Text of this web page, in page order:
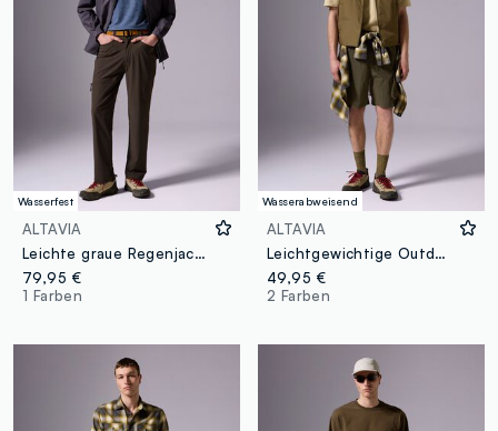
Wasserfest
ALTAVIA
Leichte graue Regenjacke mit Kapuze
79,95 €
1 Farben
Wasserabweisend
ALTAVIA
Leichtgewichtige Outdoor-Weste in Grün von OVS
49,95 €
2 Farben